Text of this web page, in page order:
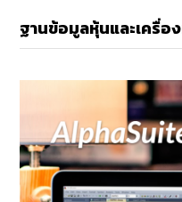
ฐานข้อมูลหุ้นและเครื่อ